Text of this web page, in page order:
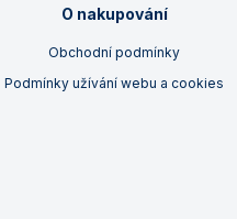
O nakupování
Obchodní podmínky
Podmínky užívání webu a cookies